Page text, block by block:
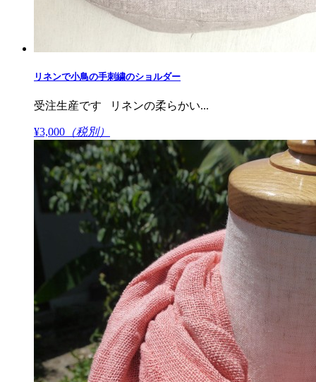
リネンで小鳥の手刺繍のショルダー
受注生産です リネンの柔らかい...
¥3,000 （税別）